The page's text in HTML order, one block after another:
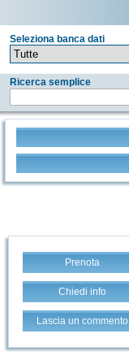
Seleziona banca dati
Ricerca semplice
Prenota
Chiedi info
Lascia un commento